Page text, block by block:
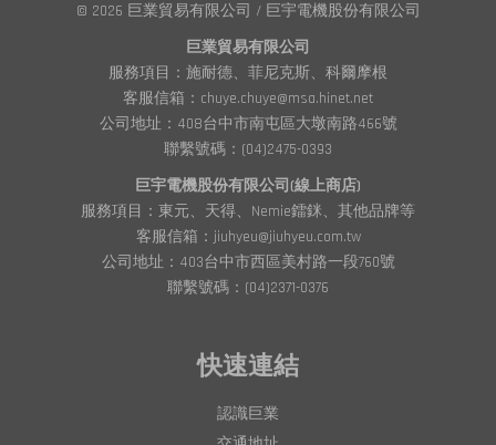
© 2026 巨業貿易有限公司 / 巨宇電機股份有限公司
巨業貿易有限公司
服務項目：施耐德、菲尼克斯、科爾摩根
客服信箱：chuye.chuye@msa.hinet.net
公司地址：408台中市南屯區大墩南路466號
聯繫號碼：(04)2475-0393
巨宇電機股份有限公司(線上商店)
服務項目：東元、天得、Nemie鐳銤、其他品牌等
客服信箱：jiuhyeu@jiuhyeu.com.tw
公司地址：403台中市西區美村路一段760號
聯繫號碼：(04)2371-0376
快速連結
認識巨業